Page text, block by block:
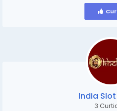
India
3